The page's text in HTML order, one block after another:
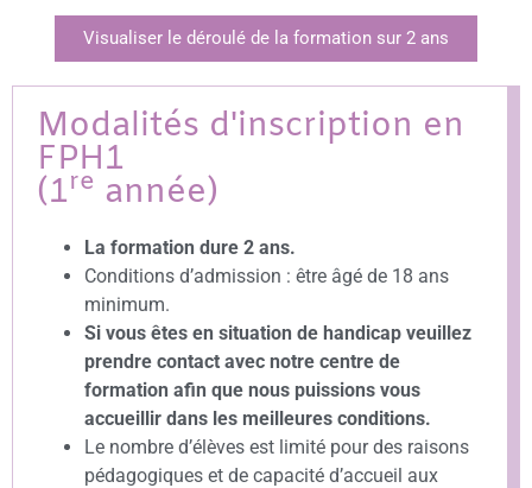
Visualiser le déroulé de la formation sur 2 ans
Modalités d'inscription en
FPH1
(1re année)
La formation dure 2 ans.
Conditions d’admission : être âgé de 18 ans
minimum.
Si vous êtes en situation de handicap veuillez
prendre contact avec notre centre de
formation afin que nous puissions vous
accueillir dans les meilleures conditions.
Le nombre d’élèves est limité pour des raisons
pédagogiques et de capacité d’accueil aux